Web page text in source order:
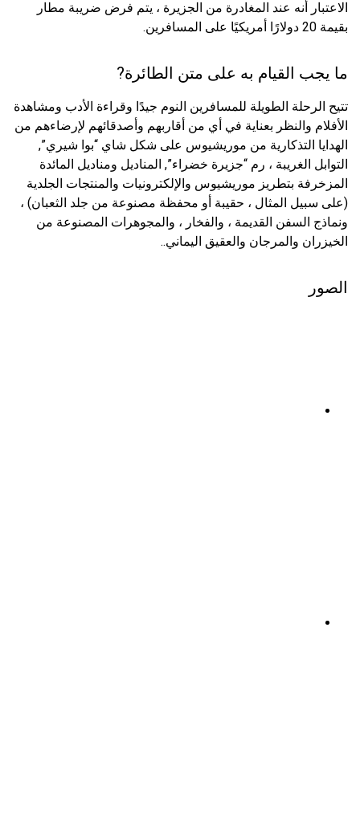
الاعتبار أنه عند المغادرة من الجزيرة ، يتم فرض ضريبة مطار
بقيمة 20 دولارًا أمريكيًا على المسافرين.
ما يجب القيام به على متن الطائرة?
تتيح الرحلة الطويلة للمسافرين النوم جيدًا وقراءة الأدب ومشاهدة
الأفلام والنظر بعناية في أي من أقاربهم وأصدقائهم لإرضاءهم من
الهدايا التذكارية من موريشيوس على شكل شاي “بوا شيري”,
التوابل الغريبة ، رم “جزيرة خضراء”, المناديل ومناديل المائدة
المزخرفة بتطريز موريشيوس والإلكترونيات والمنتجات الجلدية
(على سبيل المثال ، حقيبة أو محفظة مصنوعة من جلد الثعبان) ،
ونماذج السفن القديمة ، والفخار ، والمجوهرات المصنوعة من
الخيزران والمرجان والعقيق اليماني..
الصور